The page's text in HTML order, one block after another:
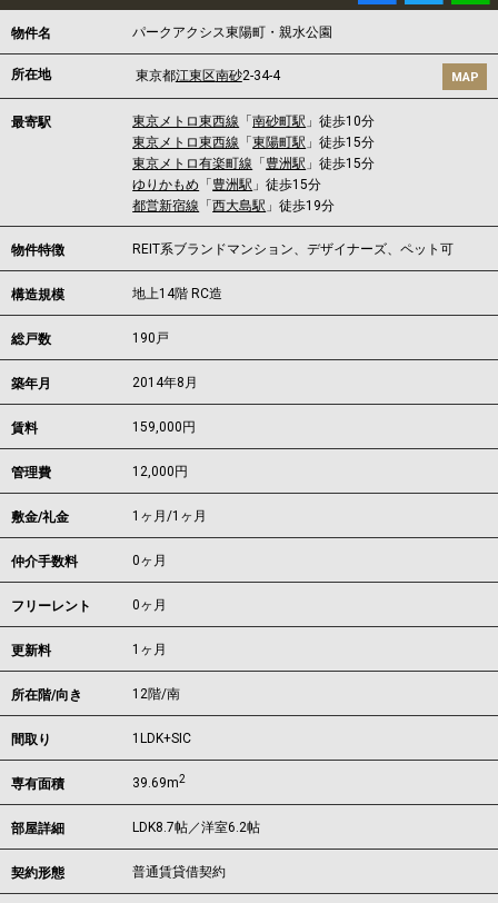
物件名 パークアクシス東陽町・親水公園
所在地 東京都江東区南砂2-34-4 MAP
最寄駅 東京メトロ東西線 「南砂町駅 」徒歩10分
東京メトロ東西線 「東陽町駅 」徒歩15分
東京メトロ有楽町線 「 豊洲駅 」徒歩15分
ゆりかもめ 「 豊洲駅 」徒歩15分
都営新宿線 「西大島駅 」徒歩19分
物件特徴 REIT系ブランドマンション、デザイナーズ、ペット可
構造規模 地上14階 RC造
総戸数 190戸
築年月 2014年8月
賃料 159,000 円
管理費 12,000円
敷金/礼金 1ヶ月/1ヶ月
仲介手数料 0ヶ月
フリーレント 0ヶ月
更新料 1ヶ月
所在階/向き 12階/南
間取り 1LDK+SIC
専有面積 39.69m2
部屋詳細 LDK8.7帖／洋室6.2帖
契約形態 普通賃貸借契約